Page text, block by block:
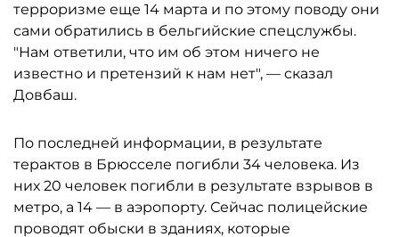
терроризме еще 14 марта и по этому поводу они
сами обратились в бельгийские спецслужбы.
"Нам ответили, что им об этом ничего не
известно и претензий к нам нет", — сказал
Довбаш.
По последней информации, в результате
терактов в Брюсселе погибли 34 человека. Из
них 20 человек погибли в результате взрывов в
метро, а 14 — в аэропорту. Сейчас полицейские
проводят обыски в зданиях, которые